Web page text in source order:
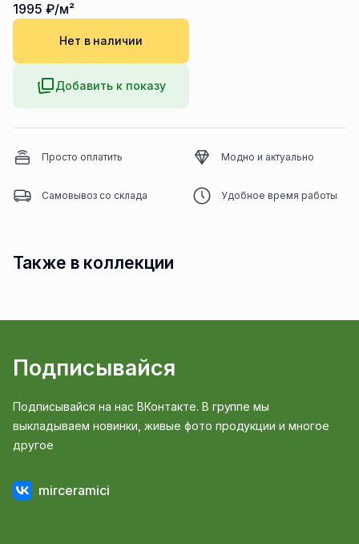
1995 ₽/м²
Нет в наличии
Добавить к показу
Просто оплатить Модно и актуально
Самовывоз со склада Удобное время работы
Также в коллекции
Подписывайся
Подписывайся на нас ВКонтакте. В группе мы
выкладываем новинки, живые фото продукции и многое
другое
mirceramici